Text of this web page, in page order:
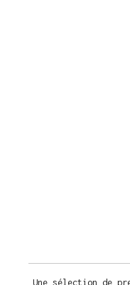
Une sélection de